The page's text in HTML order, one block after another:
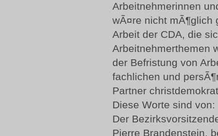
Arbeitnehmerinnen
wÃ¤re nicht mÃ¶glich
Arbeit der CDA, die
Arbeitnehmerthemen
der Befristung von
fachlichen und
Partner
Diese Worte sind von:
Der
Pierre Brandenstein,